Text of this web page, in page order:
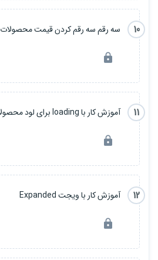
10 سه رقم سه رقم کردن قیمت محصولات
11 آموزش کار با loading برای لود محصولات جدید
12 آموزش کار با ویجت Expanded